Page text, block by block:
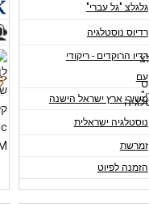
גלגלצ "גל עברי"
רדיוס נוסטלגיה
רדיו הרוקדים - ריקודי
עם
משירי ארץ ישראל הישנה
נוסטלגיה ישראלית
זמרשת
הזמנה לפיוט